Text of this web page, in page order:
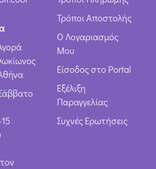
Τρόποι Αποστολής
Ο Λογαριασμός
Μου
Είσοδος στο Portal
Εξέλιξη
Παραγγελίας
Συχνές Ερωτήσεις